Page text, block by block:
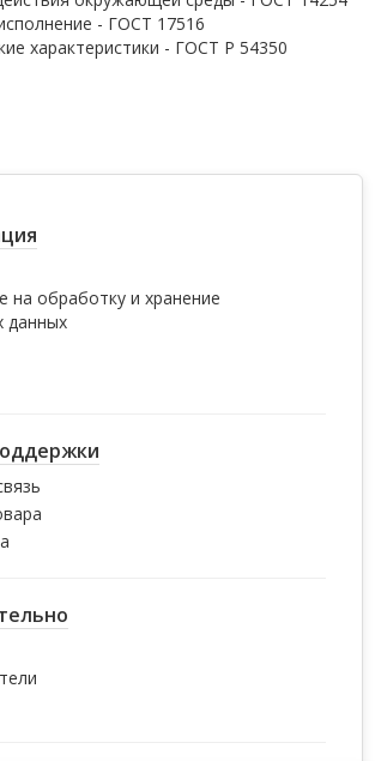
- ГОСТ 17516
характеристики - ГОСТ P 54350
на обработку и хранение
данных